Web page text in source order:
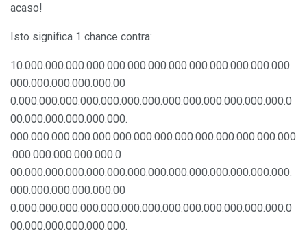
acaso!
Isto significa 1 chance contra:
10.000.000.000.000.000.000.000.000.000.000.000.000.000.
000.000.000.000.000.00
0.000.000.000.000.000.000.000.000.000.000.000.000.000.0
00.000.000.000.000.000.
000.000.000.000.000.000.000.000.000.000.000.000.000.000
.000.000.000.000.000.0
00.000.000.000.000.000.000.000.000.000.000.000.000.000.
000.000.000.000.000.00
0.000.000.000.000.000.000.000.000.000.000.000.000.000.0
00.000.000.000.000.000.